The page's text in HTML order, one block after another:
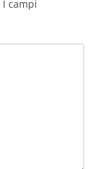
I campi